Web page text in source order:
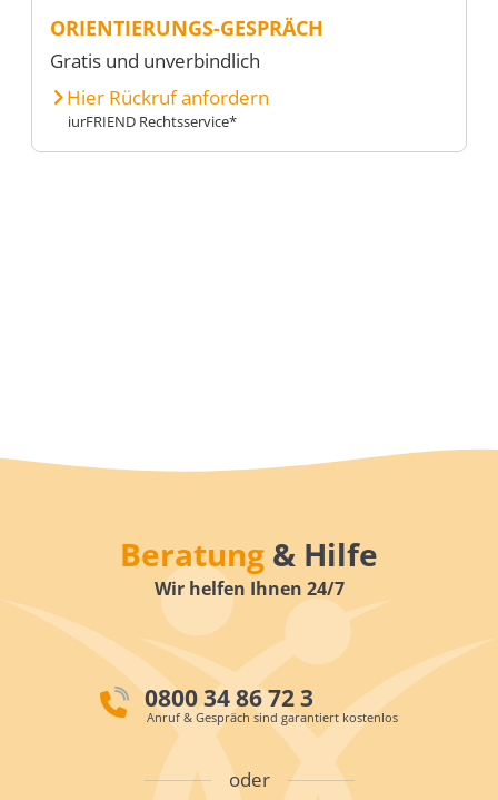
ORIENTIERUNGS-GESPRÄCH
Gratis und unverbindlich
Hier Rückruf anfordern
iurFRIEND Rechtsservice*
Beratung & Hilfe
Wir helfen Ihnen 24/7
0800 34 86 72 3
Anruf & Gespräch sind garantiert kostenlos
oder